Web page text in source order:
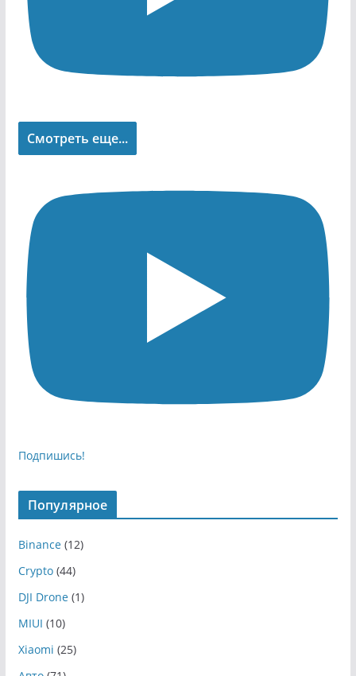
Смотреть еще...
Подпишись!
Популярное
Binance(12)
Crypto(44)
DJI Drone(1)
MIUI (10)
Xiaomi (25)